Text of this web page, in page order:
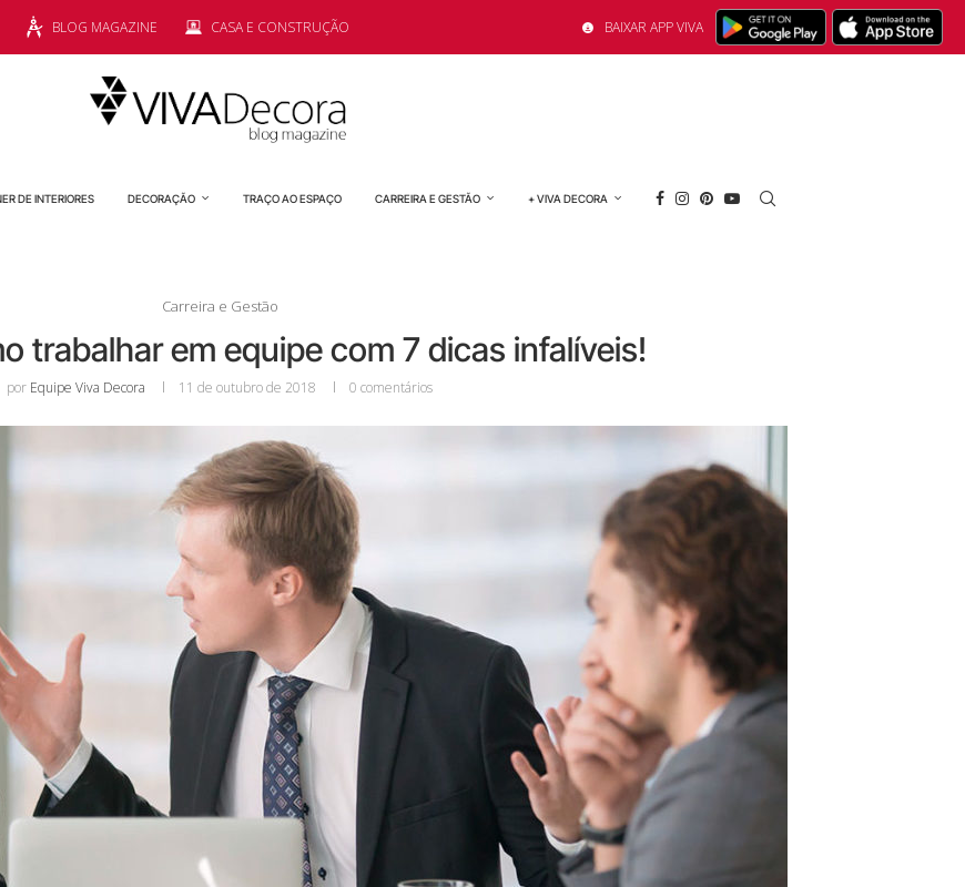
BLOG MAGAZINE CASA E CONSTRUÇÃO BAIXAR APP VIVA
DE INTERIORES DECORAÇÃO TRAÇO AO ESPAÇO CARREIRA E GESTÃO + VIVA DECORA
Carreira e Gestão
trabalhar em equipe com 7 dicas infalíveis!
por Equipe Viva Decora 11 de outubro de 2018 0 comentários